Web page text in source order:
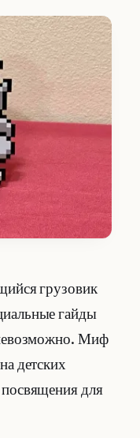
грузовик
гайды
Миф
детских
для